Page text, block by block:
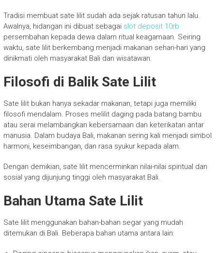
Tradisi membuat sate lilit sudah ada sejak ratusan tahun lalu.
Awalnya, hidangan ini dibuat sebagai slot deposit 10rb
persembahan kepada dewa dalam ritual keagamaan. Seiring
waktu, sate lilit berkembang menjadi makanan sehari-hari yang
dinikmati oleh masyarakat Bali dan wisatawan.
Filosofi di Balik Sate Lilit
Sate lilit bukan hanya sekadar makanan, tetapi juga memiliki
filosofi mendalam. Proses melilit daging pada batang bambu
atau serai melambangkan kebersamaan dan keterikatan antar
manusia. Dalam budaya Bali, makanan sering kali menjadi simbol
harmoni, keseimbangan, dan rasa syukur kepada alam.
Dengan demikian, sate lilit mencerminkan nilai-nilai spiritual dan
sosial yang dijunjung tinggi oleh masyarakat Bali.
Bahan Utama Sate Lilit
Sate lilit menggunakan bahan-bahan segar yang mudah
ditemukan di Bali. Beberapa bahan utama antara lain: